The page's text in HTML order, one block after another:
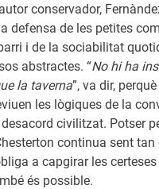
conservador,
defensa de les petites
i de la sociabilitat
abstractes. “No hi ha
la taverna”, va dir,
les lògiques de la
civilitzat. Potser
continua sent
a capgirar les
és possible.